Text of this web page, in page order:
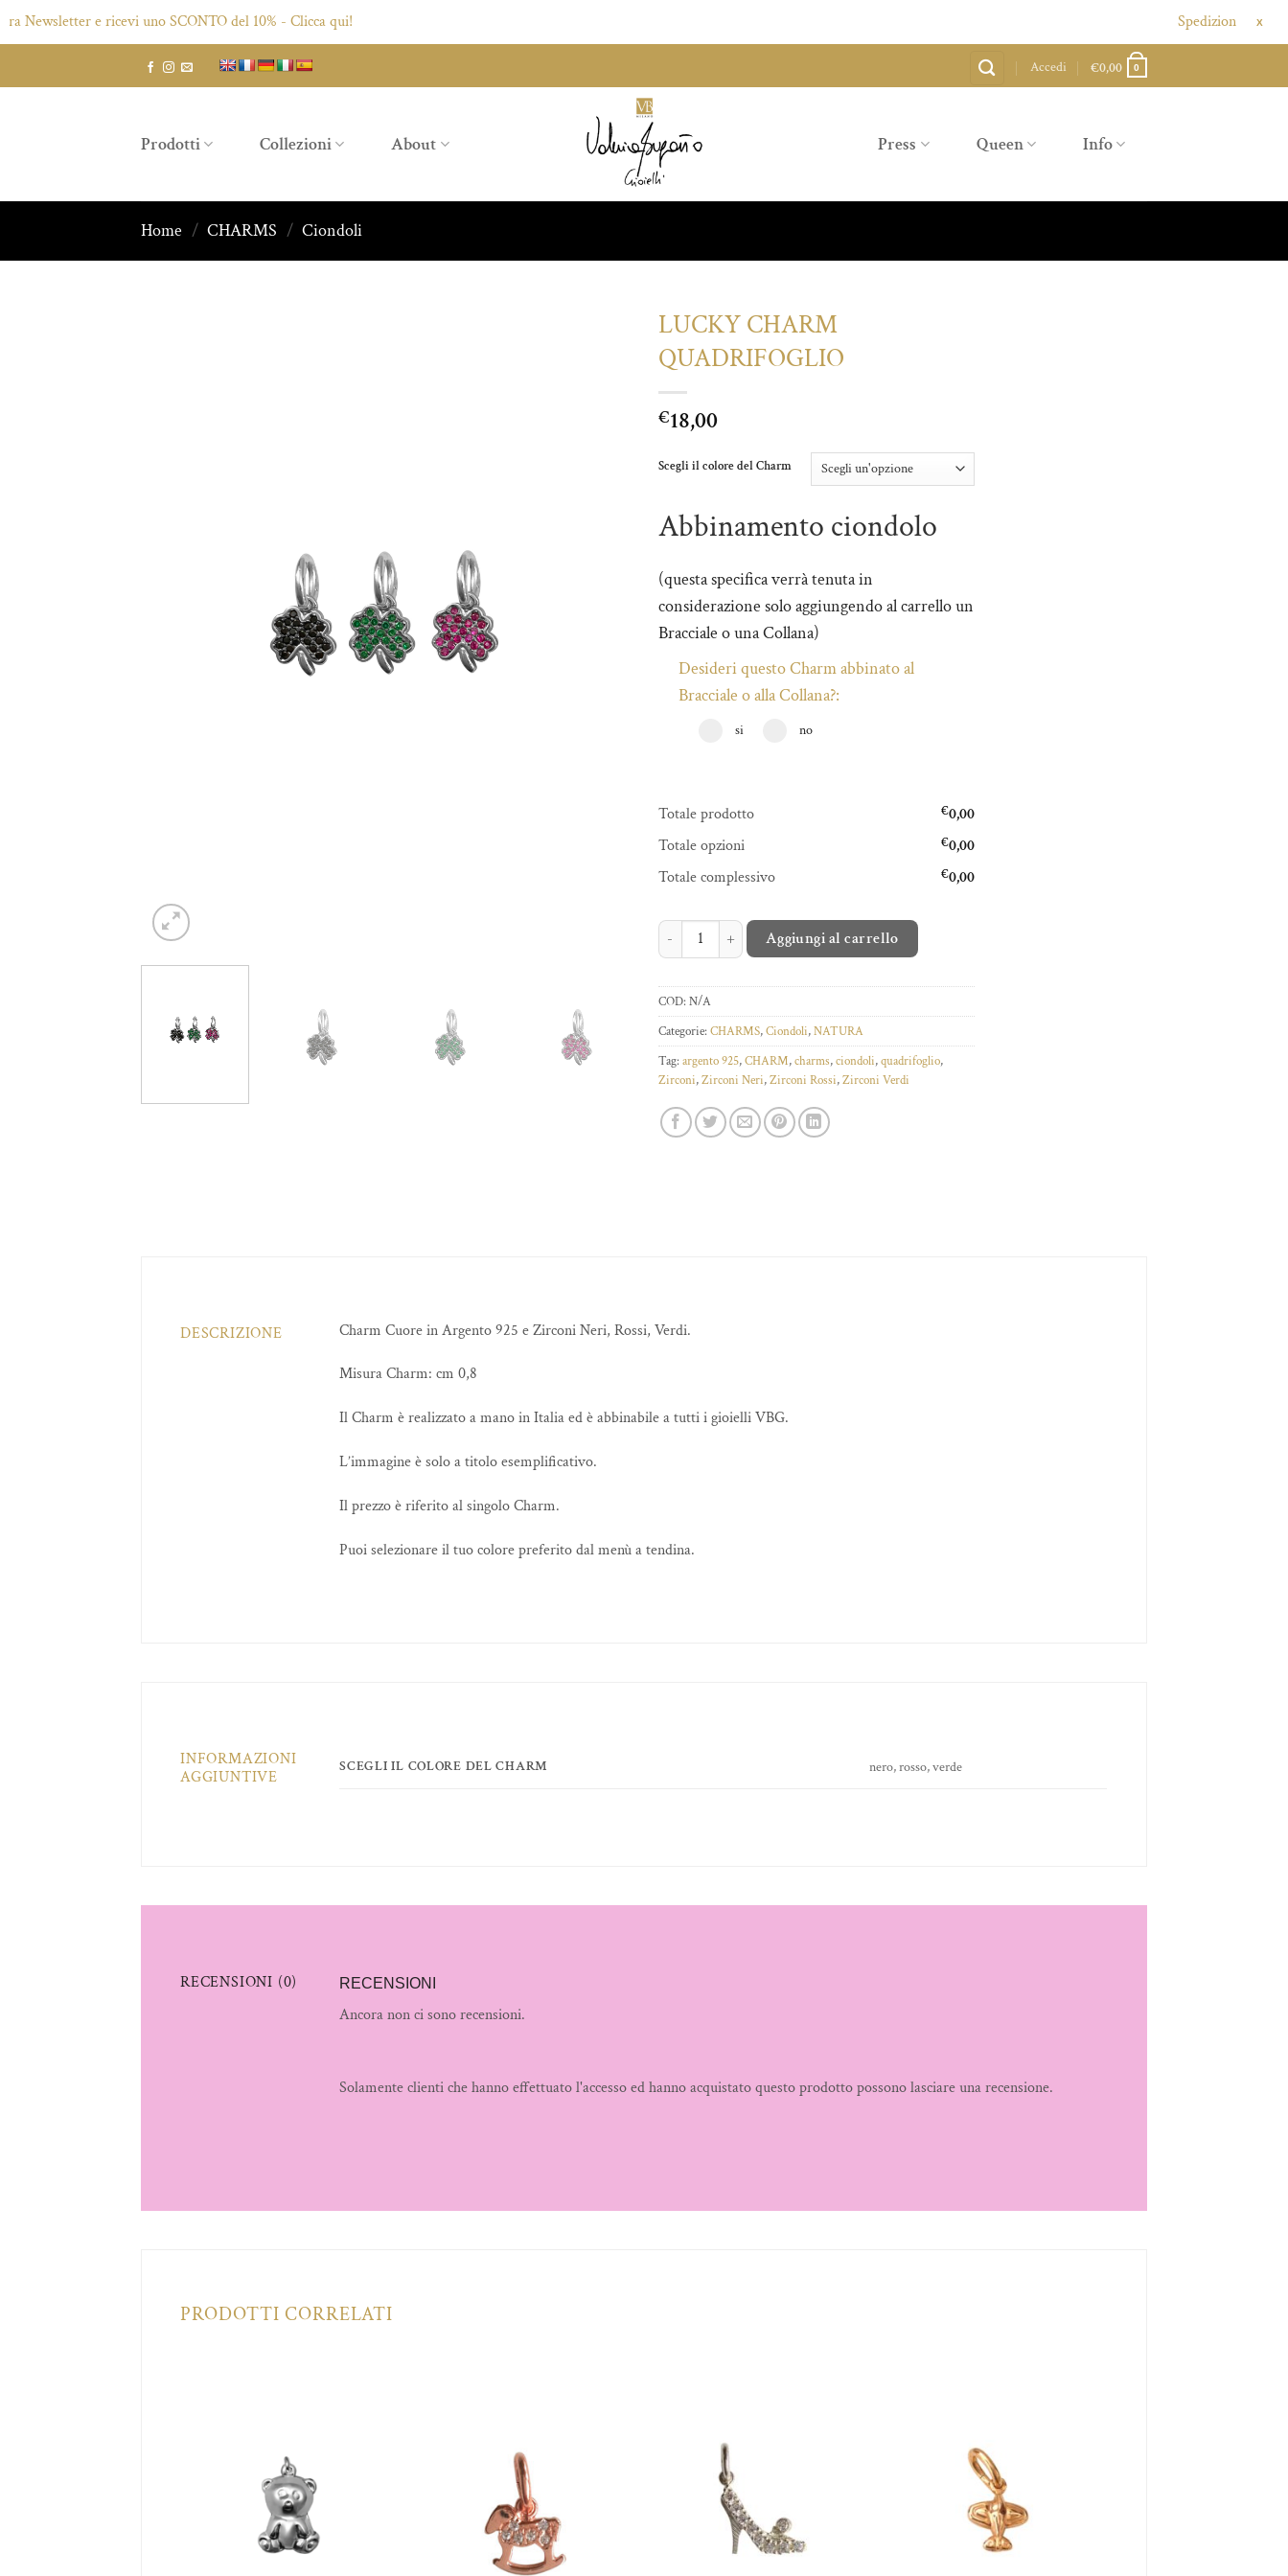
X
e ricevi uno SCONTO del 10% - Clicca qui!
Spedizioni gratuite
Accedi €0,00 0
Prodotti Collezioni About Press Queen Info
Home / CHARMS / Ciondoli
LUCKY CHARM
QUADRIFOGLIO
€18,00
Scegli il colore del Charm
Abbinamento ciondolo
(questa specifica verrà tenuta in
considerazione solo aggiungendo al carrello un
Bracciale o una Collana)
Desideri questo Charm abbinato al
Bracciale o alla Collana?:
si no
Totale prodotto €0,00
Totale opzioni
€0,00
Totale complessivo
€0,00
LUCKY CHARM QUADRIFOGLIO quantità
Aggiungi al carrello
COD: N/A
Categorie: CHARMS,Ciondoli,NATURA
Tag: argento 925,CHARM,charms,ciondoli,quadrifoglio,
Zirconi,Zirconi Neri,Zirconi Rossi,Zirconi Verdi
DESCRIZIONE Charm Cuore in Argento 925 e Zirconi Neri, Rossi, Verdi.
Misura Charm: cm 0,8
Il Charm è realizzato a mano in Italia ed è abbinabile a tutti i gioielli VBG.
L’immagine è solo a titolo esemplificativo.
Il prezzo è riferito al singolo Charm.
Puoi selezionare il tuo colore preferito dal menù a tendina.
INFORMAZIONI
AGGIUNTIVE
SCEGLI IL COLORE DEL CHARM nero, rosso, verde
RECENSIONI (0) RECENSIONI
Ancora non ci sono recensioni.
Solamente clienti che hanno effettuato l'accesso ed hanno acquistato questo prodotto possono lasciare una recensione.
PRODOTTI CORRELATI